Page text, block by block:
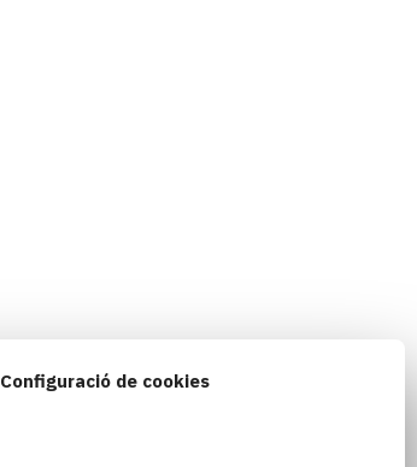
Configuració de cookies